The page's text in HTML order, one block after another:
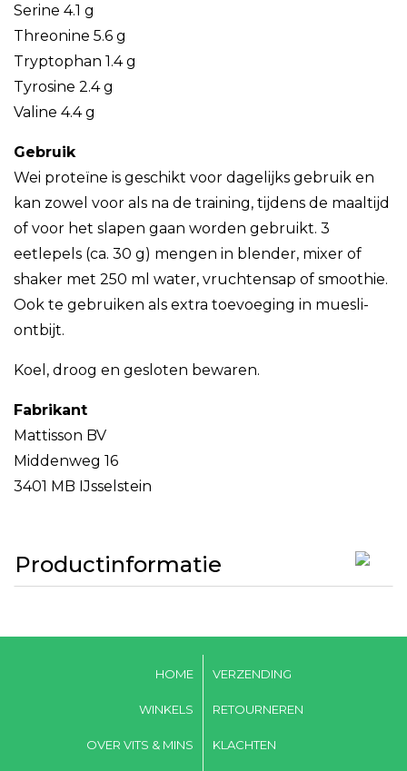
Serine 4.1 g
Threonine 5.6 g
Tryptophan 1.4 g
Tyrosine 2.4 g
Valine 4.4 g
Gebruik
Wei proteïne is geschikt voor dagelijks gebruik en
kan zowel voor als na de training, tijdens de maaltijd
of voor het slapen gaan worden gebruikt. 3
eetlepels (ca. 30 g) mengen in blender, mixer of
shaker met 250 ml water, vruchtensap of smoothie.
Ook te gebruiken als extra toevoeging in muesli-
ontbijt.
Koel, droog en gesloten bewaren.
Fabrikant
Mattisson BV
Middenweg 16
3401 MB IJsselstein
Productinformatie
HOME
WINKELS
OVER VITS & MINS
VERZENDING
RETOURNEREN
KLACHTEN